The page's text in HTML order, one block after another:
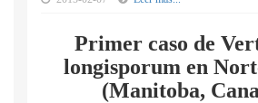
Primer caso de
longisporum en
(Manitoba,